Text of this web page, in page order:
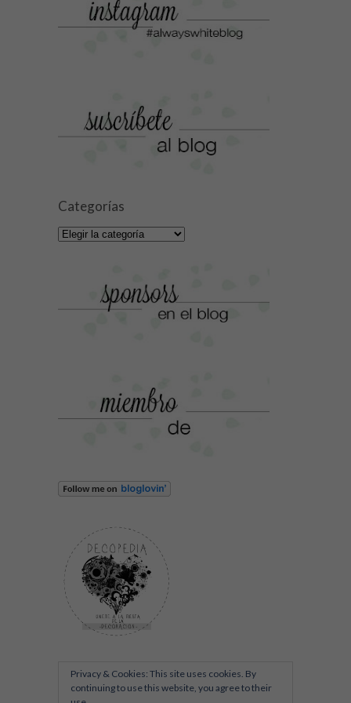
Categorías
Categorías
Privacy & Cookies: This site uses cookies. By
continuing to use this website, you agree to their